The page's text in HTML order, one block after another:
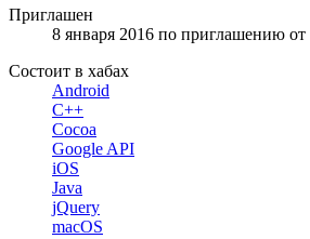
Приглашен
8 января 2016 по приглашению от
Состоит в хабах
Android
C++
Cocoa
Google API
iOS
Java
jQuery
macOS